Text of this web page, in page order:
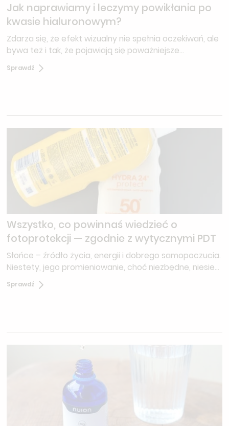
Jak naprawiamy i leczymy powikłania po
kwasie hialuronowym?
Zdarza się, że efekt wizualny nie spełnia oczekiwań, ale
bywa też i tak, że pojawiają się poważniejsze
komplikacje – przewlekłe stany zapalne, asymetrie,
przemieszczenia preparatu, zgrubienia czy powikłania
Sprawdź
Wszystko, co powinnaś wiedzieć o
fotoprotekcji — zgodnie z wytycznymi PDT
Słońce – źródło życia, energii i dobrego samopoczucia.
Niestety, jego promieniowanie, choć niezbędne, niesie
ze sobą także potencjalne zagrożenia dla naszej skóry.
Sprawdź